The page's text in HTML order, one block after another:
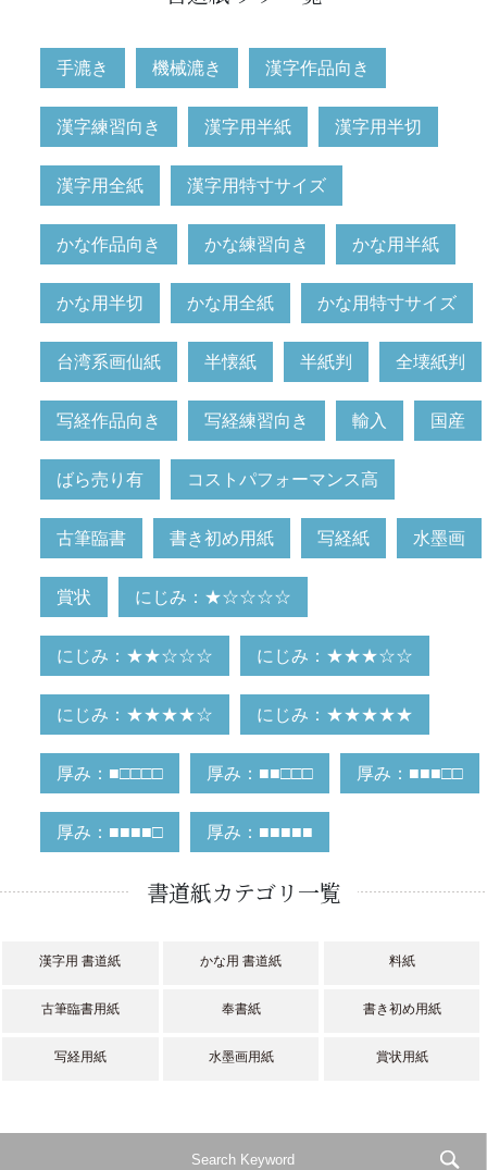
手漉き 機械漉き 漢字作品向き
漢字練習向き 漢字用半紙 漢字用半切
漢字用全紙 漢字用特寸サイズ
かな作品向き かな練習向き かな用半紙
かな用半切 かな用全紙 かな用特寸サイズ
台湾系画仙紙 半懐紙 半紙判 全壊紙判
写経作品向き 写経練習向き 輸入 国産
ばら売り有 コストパフォーマンス高
古筆臨書 書き初め用紙 写経紙 水墨画
賞状 にじみ：★☆☆☆☆
にじみ：★★☆☆☆ にじみ：★★★☆☆
にじみ：★★★★☆ にじみ：★★★★★
厚み：■□□□□ 厚み：■■□□□ 厚み：■■■□□
厚み：■■■■□ 厚み：■■■■■
書道紙カテゴリ一覧
漢字用 書道紙 かな用 書道紙 料紙
古筆臨書用紙 奉書紙 書き初め用紙
写経用紙 水墨画用紙 賞状用紙